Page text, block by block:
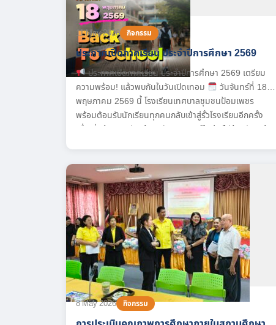
11 May 2026 กิจกรรม
ประกาศเปิดภาคเรียน ประจำปีการศึกษา 2569
ประกาศเปิดภาคเรียน ประจำปีการศึกษา 2569 เตรียม
ความพร้อม! แล้วพบกันในวันเปิดเทอม
วันจันทร์ที่ 18
พฤษภาคม 2569 นี้ โรงเรียนเทศบาลชุมชนป้อมเพชร
พร้อมต้อนรับนักเรียนทุกคนกลับเข้าสู่รั้วโรงเรียนอีกครั้ง
เพื่อเริ่มต้นการเรียนรู้และประสบการณ์ใหม่ๆ ไปด้วยกัน แล้ว
8 May 2026 กิจกรรม